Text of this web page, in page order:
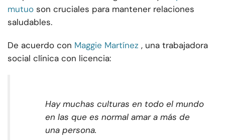
mutuo son cruciales para mantener relaciones
saludables.
De acuerdo con Maggie Martínez , una trabajadora
social clínica con licencia:
Hay muchas culturas en todo el mundo
en las que es normal amar a más de
una persona.